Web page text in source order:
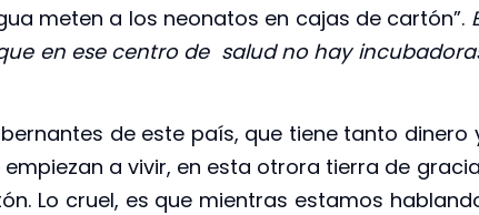
meten a los neonatos en cajas de cartón”.
en ese centro de salud no hay
de este país, que tiene tanto dinero
a vivir, en esta otrora tierra de
Lo cruel, es que mientras estamos